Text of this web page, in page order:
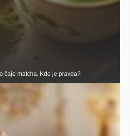
čaje matcha. Kde je pravda?